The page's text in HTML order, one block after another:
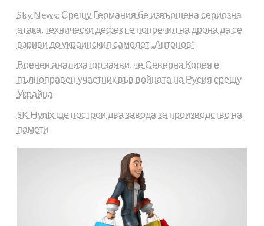
Sky News: Срещу Германия бе извършена сериозна
атака, технически дефект е попречил на дрона да се
взриви до украинския самолет „Антонов“
Военен анализатор заяви, че Северна Корея е
пълноправен участник във войната на Русия срещу
Украйна
SK Hynix ще построи два завода за производство на
памети